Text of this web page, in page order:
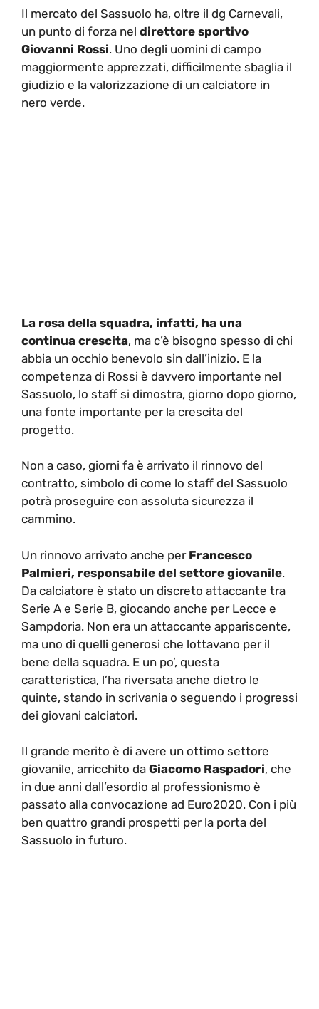
Il mercato del Sassuolo ha, oltre il dg Carnevali,
un punto di forza nel direttore sportivo
Giovanni Rossi. Uno degli uomini di campo
maggiormente apprezzati, difficilmente sbaglia il
giudizio e la valorizzazione di un calciatore in
nero verde.
La rosa della squadra, infatti, ha una
continua crescita, ma c’è bisogno spesso di chi
abbia un occhio benevolo sin dall’inizio. E la
competenza di Rossi è davvero importante nel
Sassuolo, lo staff si dimostra, giorno dopo giorno,
una fonte importante per la crescita del
progetto.
Non a caso, giorni fa è arrivato il rinnovo del
contratto, simbolo di come lo staff del Sassuolo
potrà proseguire con assoluta sicurezza il
cammino.
Un rinnovo arrivato anche per Francesco
Palmieri, responsabile del settore giovanile.
Da calciatore è stato un discreto attaccante tra
Serie A e Serie B, giocando anche per Lecce e
Sampdoria. Non era un attaccante appariscente,
ma uno di quelli generosi che lottavano per il
bene della squadra. E un po’, questa
caratteristica, l’ha riversata anche dietro le
quinte, stando in scrivania o seguendo i progressi
dei giovani calciatori.
Il grande merito è di avere un ottimo settore
giovanile, arricchito da Giacomo Raspadori, che
in due anni dall’esordio al professionismo è
passato alla convocazione ad Euro2020. Con i più
ben quattro grandi prospetti per la porta del
Sassuolo in futuro.